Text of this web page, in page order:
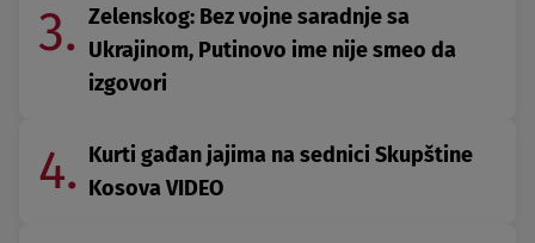
3. Zelenskog: Bez vojne saradnje sa
Ukrajinom, Putinovo ime nije smeo da
izgovori
4. Kurti gađan jajima na sednici Skupštine
Kosova VIDEO